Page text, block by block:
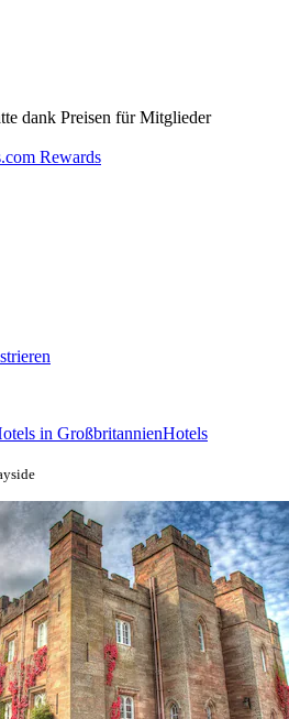
dank Preisen für Mitglieder
Rewards
in GroßbritannienHotels